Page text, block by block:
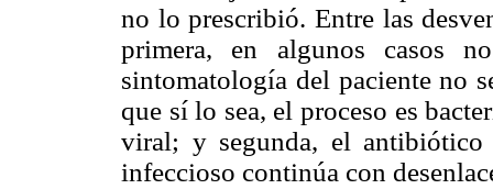
no lo prescribió. Entre las
primera, en algunos casos
sintomatología del paciente no
que sí lo sea, el proceso es
viral; y segunda, el
infeccioso continúa con